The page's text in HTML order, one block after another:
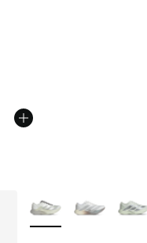
Weitere Farben